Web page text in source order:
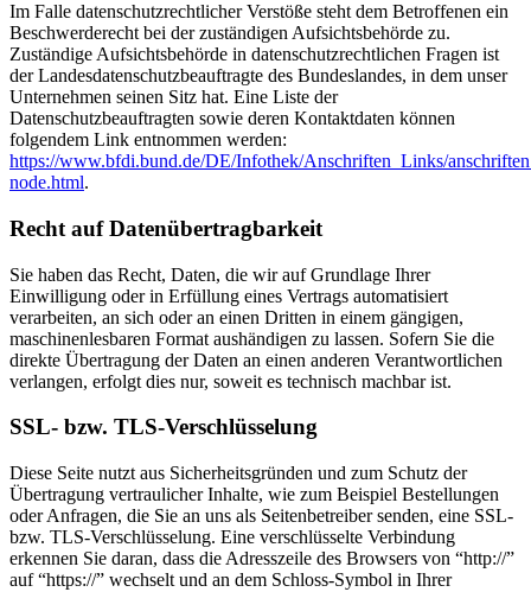
Im Falle datenschutzrechtlicher Verstöße steht dem Betroffenen ein
Beschwerderecht bei der zuständigen Aufsichtsbehörde zu.
Zuständige Aufsichtsbehörde in datenschutzrechtlichen Fragen ist
der Landesdatenschutzbeauftragte des Bundeslandes, in dem unser
Unternehmen seinen Sitz hat. Eine Liste der
Datenschutzbeauftragten sowie deren Kontaktdaten können
folgendem Link entnommen werden:
https://www.bfdi.bund.de/DE/Infothek/Anschriften_Links/
node.html.
Recht auf Datenübertragbarkeit
Sie haben das Recht, Daten, die wir auf Grundlage Ihrer
Einwilligung oder in Erfüllung eines Vertrags automatisiert
verarbeiten, an sich oder an einen Dritten in einem gängigen,
maschinenlesbaren Format aushändigen zu lassen. Sofern Sie die
direkte Übertragung der Daten an einen anderen Verantwortlichen
verlangen, erfolgt dies nur, soweit es technisch machbar ist.
SSL- bzw. TLS-Verschlüsselung
Diese Seite nutzt aus Sicherheitsgründen und zum Schutz der
Übertragung vertraulicher Inhalte, wie zum Beispiel Bestellungen
oder Anfragen, die Sie an uns als Seitenbetreiber senden, eine SSL-
bzw. TLS-Verschlüsselung. Eine verschlüsselte Verbindung
erkennen Sie daran, dass die Adresszeile des Browsers von “http://”
auf “https://” wechselt und an dem Schloss-Symbol in Ihrer